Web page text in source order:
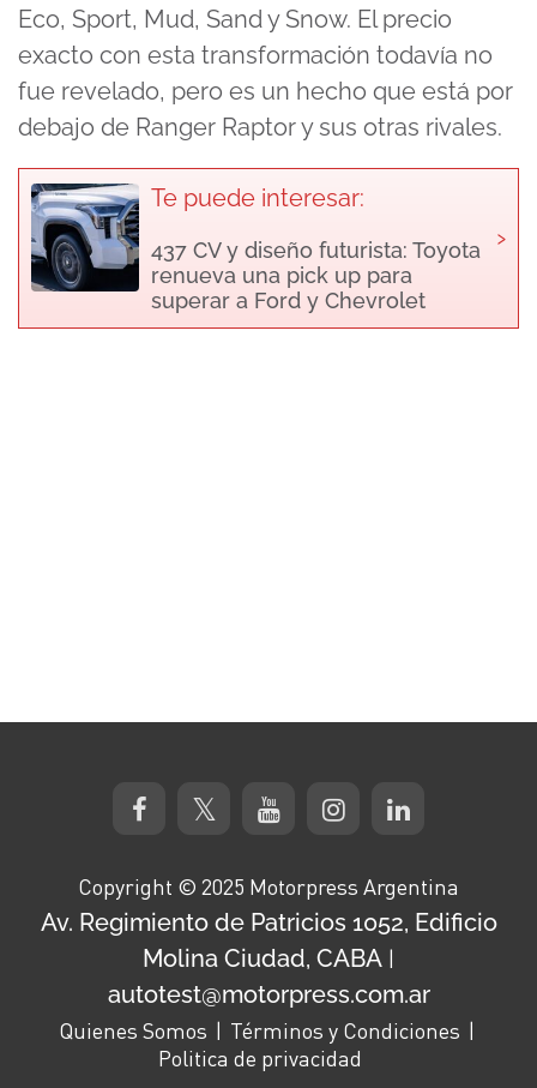
Eco, Sport, Mud, Sand y Snow. El precio
exacto con esta transformación todavía no
fue revelado, pero es un hecho que está por
debajo de Ranger Raptor y sus otras rivales.
Te puede interesar:
437 CV y diseño futurista: Toyota
renueva una pick up para
superar a Ford y Chevrolet
›
Copyright © 2025 Motorpress Argentina
Av. Regimiento de Patricios 1052, Edificio
Molina Ciudad, CABA |
autotest@motorpress.com.ar
Quienes Somos
Términos y Condiciones
Politica de privacidad